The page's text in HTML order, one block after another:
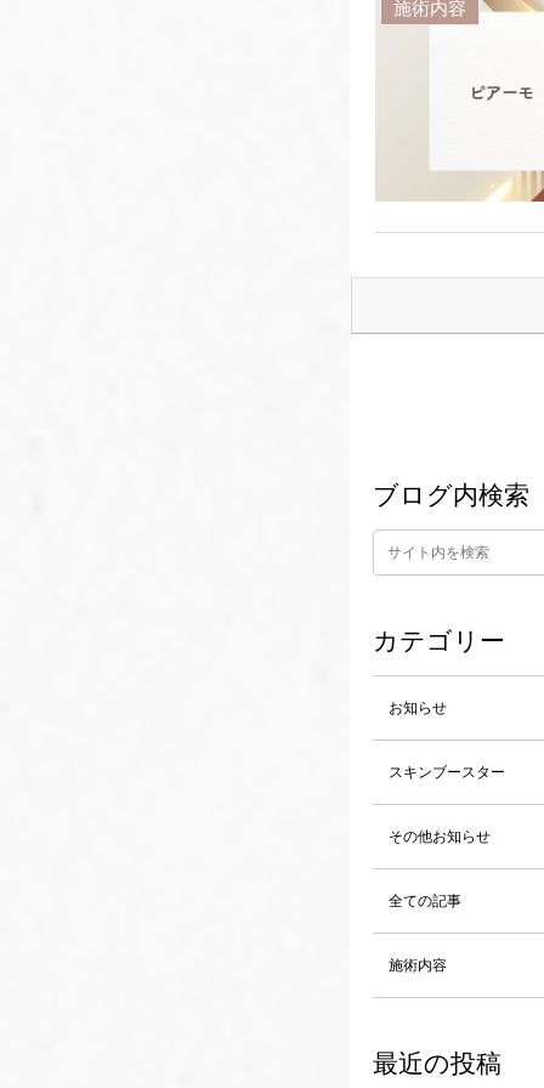
施術内容
ブログ内検索
カテゴリー
お知らせ
スキンブースター
その他お知らせ
全ての記事
施術内容
最近の投稿